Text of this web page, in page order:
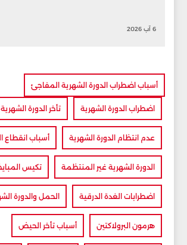
6 آب 2026
أسباب اضطراب الدورة الشهرية المفاجئ
اضطراب الدورة الشهرية تأخر الدورة الشهرية
عدم انتظام الدورة الشهرية أسباب انقطاع
الدورة الشهرية غير المنتظمة تكيس
اضطرابات الغدة الدرقية الحمل والدورة
هرمون البرولاكتين أسباب تأخر الحيض